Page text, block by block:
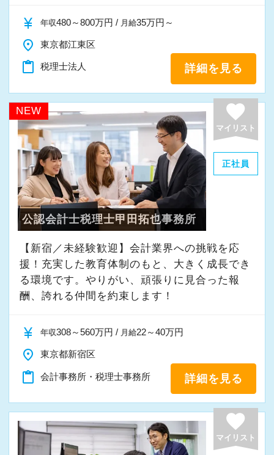
いので自然発生的に勉強会ができるような環境
です。
やりたい仕事があれば手を挙げればどんどん任
せてくれます。
いまの仕事が次の仕事につながるよう、とこと
ん納得がいくまで調べるように心がけていま
す。
仕事のチャンスは多い会社です。
責任感があって積極的な方、お待ちしていま
す！
currency_yen 年収480～800万円 / 月給35万円～
place 東京都江東区
content_paste 税理士法人 詳細を見る
NEW favorite
マイリスト
正社員
公認会計士税理士甲田拓也事務所
【新宿／未経験歓迎】会計業界への挑戦を応
援！充実した教育体制のもと、大きく成長でき
る環境です。やりがい、頑張りに見合った報
酬、誇れる仲間を約束します！
currency_yen 年収308～560万円 / 月給22～40万円
place 東京都新宿区
content_paste 会計事務所・税理士事務所 詳細を見る
favorite
マイリスト